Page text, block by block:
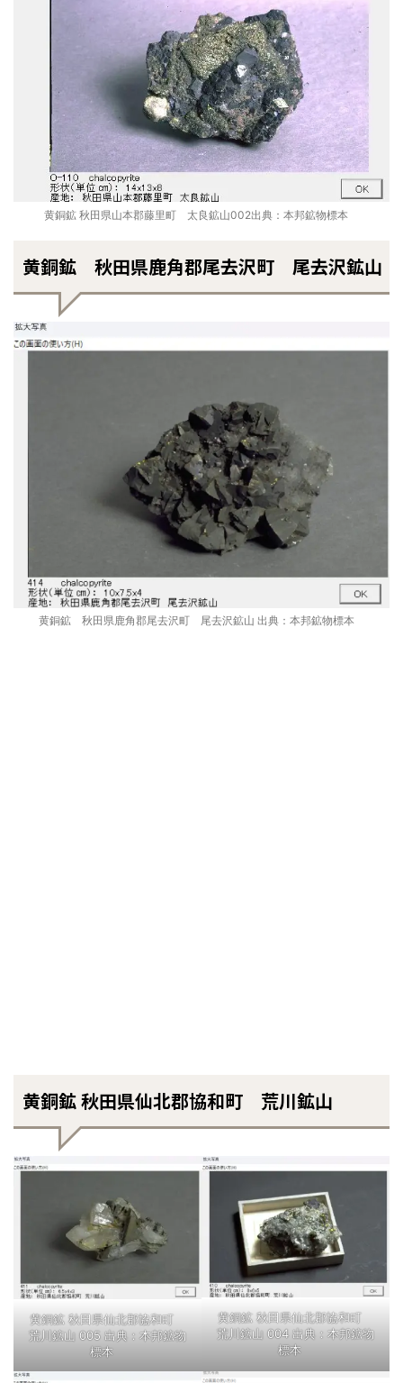
黄銅鉱 秋田県山本郡藤里町 太良鉱山002出典：本邦鉱物標本
黄銅鉱 秋田県鹿角郡尾去沢町 尾去沢鉱山
黄銅鉱 秋田県鹿角郡尾去沢町 尾去沢鉱山 出典：本邦鉱物標本
黄銅鉱 秋田県仙北郡協和町 荒川鉱山
黄銅鉱 秋田県仙北郡協和町
荒川鉱山 005 出典：本邦鉱物
標本
黄銅鉱 秋田県仙北郡協和町
荒川鉱山 004 出典：本邦鉱物
標本